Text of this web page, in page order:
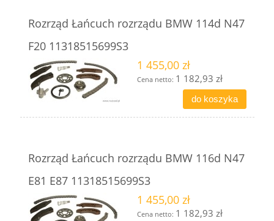
Rozrząd Łańcuch rozrządu BMW 114d N47
F20 11318515699S3
1 455,00 zł
Cena netto: 1 182,93 zł
do koszyka
Rozrząd Łańcuch rozrządu BMW 116d N47
E81 E87 11318515699S3
1 455,00 zł
Cena netto: 1 182,93 zł